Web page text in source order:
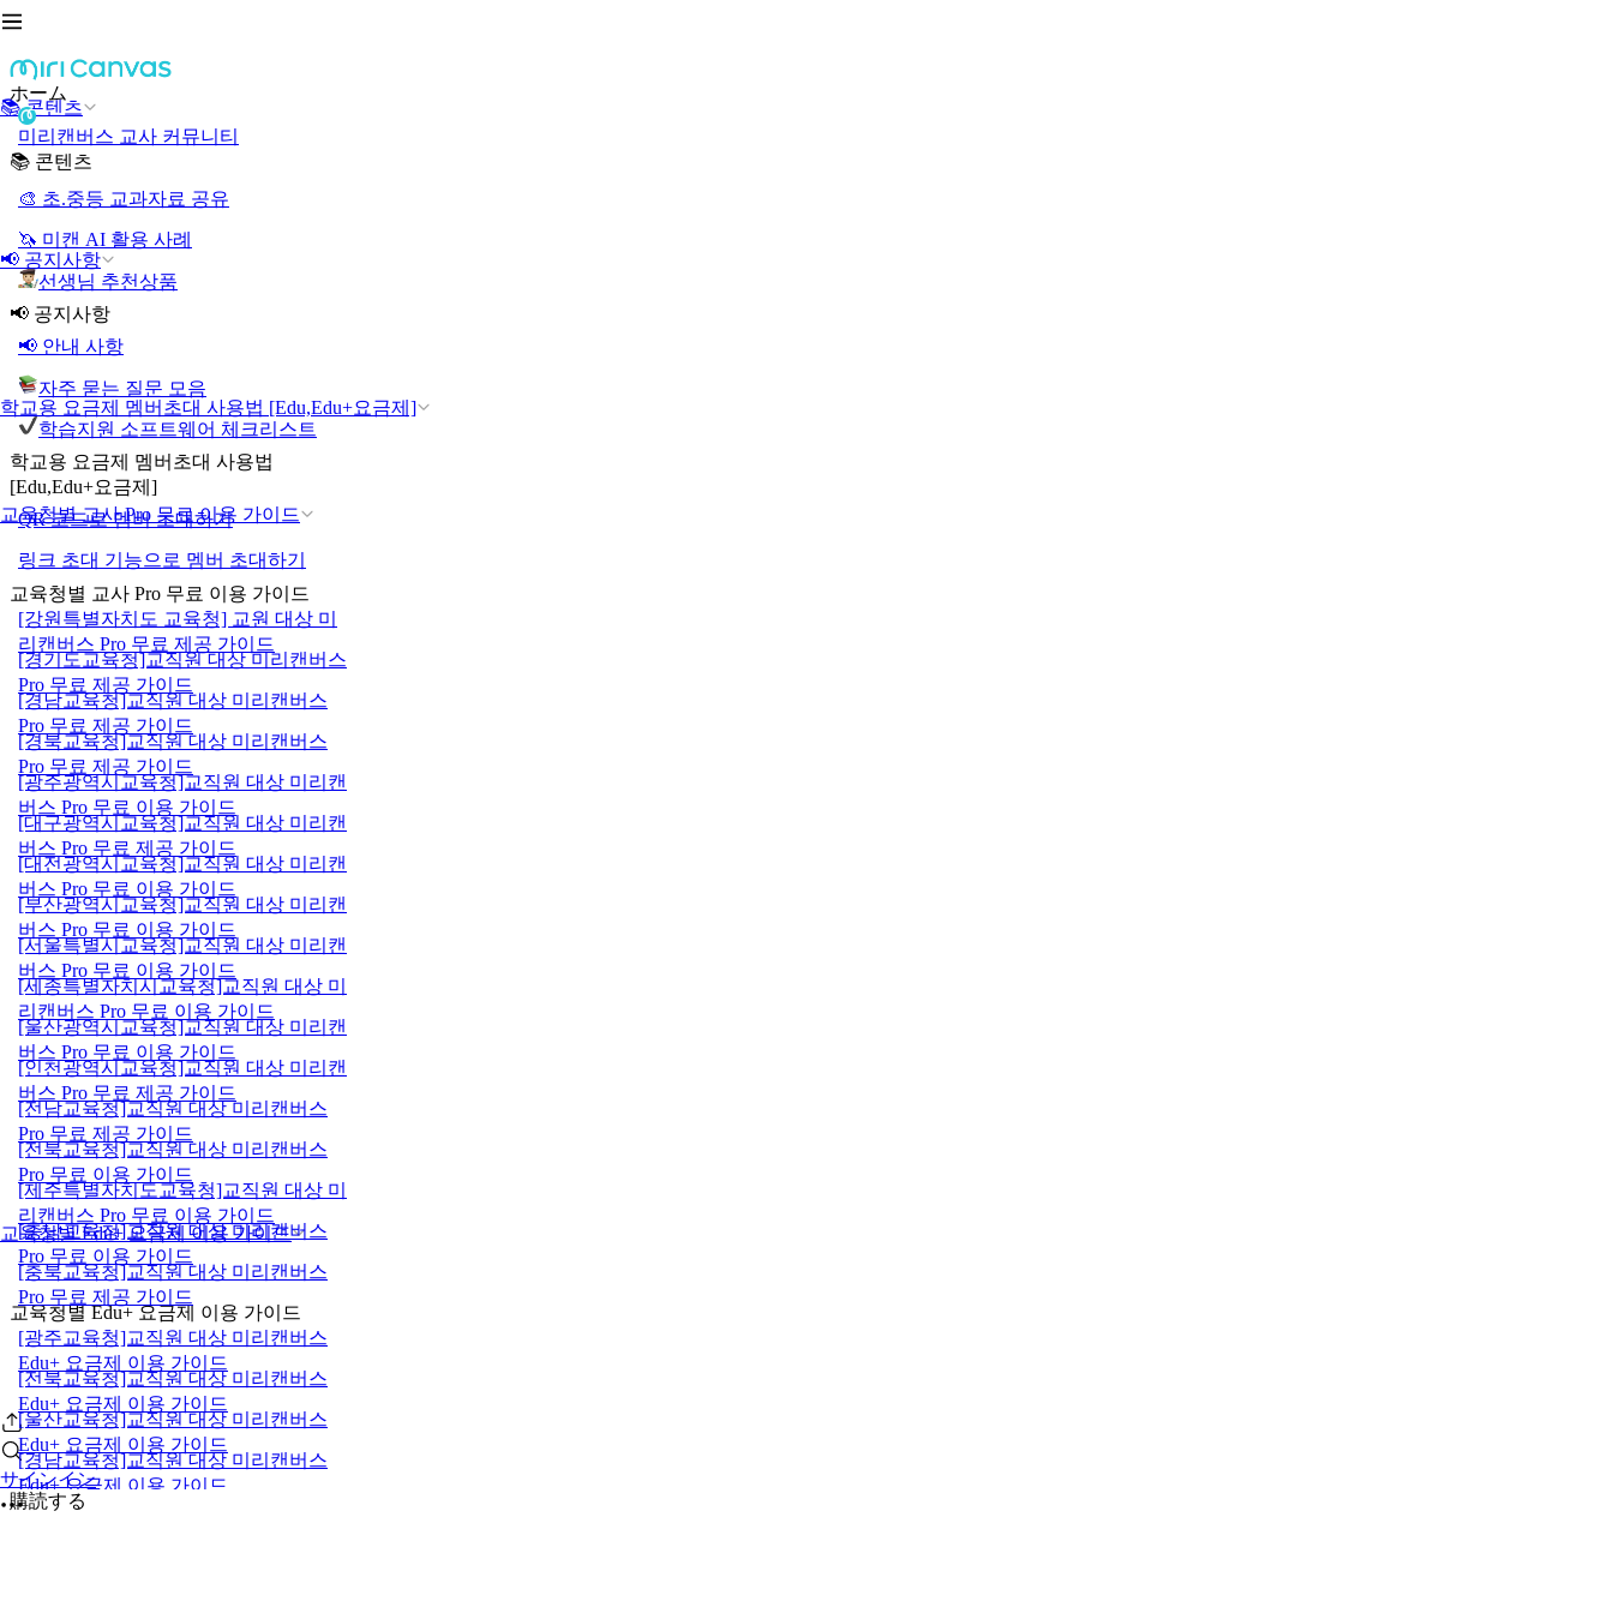
📚 콘텐츠
📢 공지사항
학교용 요금제 멤버초대 사용법 [Edu,Edu+요금제]
교육청별 교사 Pro 무료 이용 가이드
교육청별 Edu+ 요금제 이용 가이드
サインイン
ホーム
미리캔버스 교사 커뮤니티
📚 콘텐츠
🎨 초.중등 교과자료 공유
🦄 미캔 AI 활용 사례
선생님 추천상품
📢 공지사항
📢 안내 사항
자주 묻는 질문 모음
학습지원 소프트웨어 체크리스트
학교용 요금제 멤버초대 사용법
[Edu,Edu+요금제]
QR 코드로 멤버 초대하기
링크 초대 기능으로 멤버 초대하기
교육청별 교사 Pro 무료 이용 가이드
[강원특별자치도 교육청] 교원 대상 미
리캔버스 Pro 무료 제공 가이드
[경기도교육청]교직원 대상 미리캔버스
Pro 무료 제공 가이드
[경남교육청]교직원 대상 미리캔버스
Pro 무료 제공 가이드
[경북교육청]교직원 대상 미리캔버스
Pro 무료 제공 가이드
[광주광역시교육청]교직원 대상 미리캔
버스 Pro 무료 이용 가이드
[대구광역시교육청]교직원 대상 미리캔
버스 Pro 무료 제공 가이드
[대전광역시교육청]교직원 대상 미리캔
버스 Pro 무료 이용 가이드
[부산광역시교육청]교직원 대상 미리캔
버스 Pro 무료 이용 가이드
[서울특별시교육청]교직원 대상 미리캔
버스 Pro 무료 이용 가이드
[세종특별자치시교육청]교직원 대상 미
리캔버스 Pro 무료 이용 가이드
[울산광역시교육청]교직원 대상 미리캔
버스 Pro 무료 이용 가이드
[인천광역시교육청]교직원 대상 미리캔
버스 Pro 무료 제공 가이드
[전남교육청]교직원 대상 미리캔버스
Pro 무료 제공 가이드
[전북교육청]교직원 대상 미리캔버스
Pro 무료 이용 가이드
[제주특별자치도교육청]교직원 대상 미
리캔버스 Pro 무료 이용 가이드
[충남교육청]교직원 대상 미리캔버스
Pro 무료 이용 가이드
[충북교육청]교직원 대상 미리캔버스
Pro 무료 제공 가이드
교육청별 Edu+ 요금제 이용 가이드
[광주교육청]교직원 대상 미리캔버스
Edu+ 요금제 이용 가이드
[전북교육청]교직원 대상 미리캔버스
Edu+ 요금제 이용 가이드
[울산교육청]교직원 대상 미리캔버스
Edu+ 요금제 이용 가이드
[경남교육청]교직원 대상 미리캔버스
Edu+ 요금제 이용 가이드
購読する